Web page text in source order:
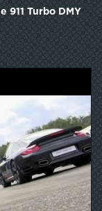
911 Turbo DMY